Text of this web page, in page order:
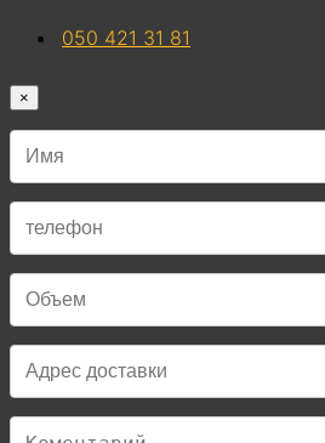
050 421 31 81
×